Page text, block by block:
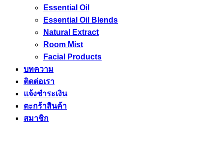
Essential Oil
Essential Oil Blends
Natural Extract
Room Mist
Facial Products
บทความ
ติดต่อเรา
แจ้งชำระเงิน
ตะกร้าสินค้า
สมาชิก